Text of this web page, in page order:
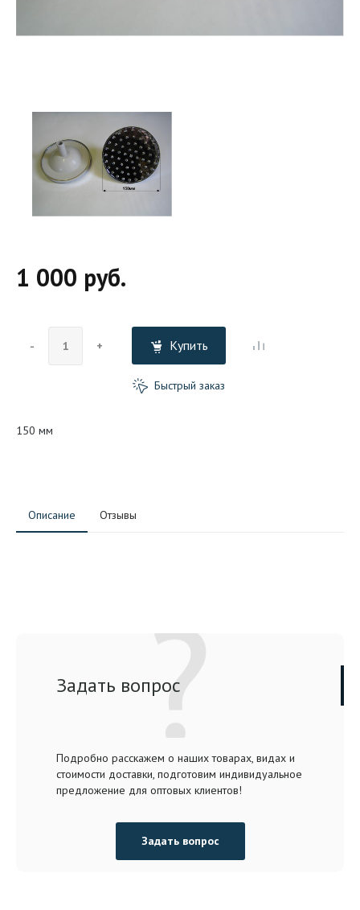
1 000 руб.
- + Купить
Быстрый заказ
150 мм
Описание Отзывы
Задать вопрос
Подробно расскажем о наших товарах, видах и
стоимости доставки, подготовим индивидуальное
предложение для оптовых клиентов!
Задать вопрос